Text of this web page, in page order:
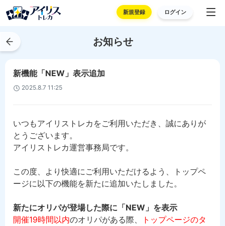
新規登録 ログイン
お知らせ
新機能「NEW」表示追加
2025.8.7 11:25
いつもアイリストレカをご利用いただき、誠にありが
とうございます。
アイリストレカ運営事務局です。
この度、より快適にご利用いただけるよう、トップペ
ージに以下の機能を新たに追加いたしました。
新たにオリパが登場した際に「NEW」を表示
開催19時間以内のオリパがある際、
トップページのタ